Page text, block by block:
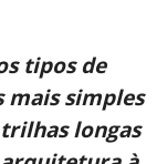
tipos de
mais simples
longas